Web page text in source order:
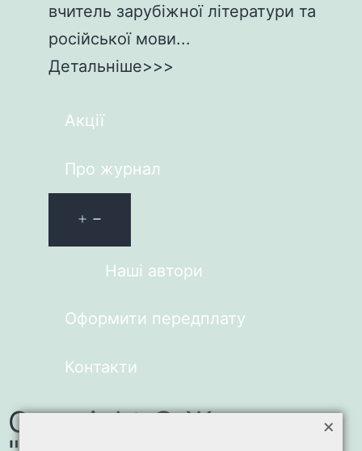
вчитель зарубіжної літератури та
російської мови...
Детальніше>>>
Акції
Про журнал
Наші автори
Оформити передплату
Контакти
Copyright © Журнал
×